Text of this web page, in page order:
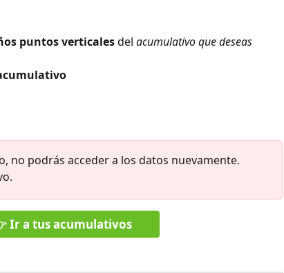
puntos verticales del acumulativo que deseas
no podrás acceder a los datos nuevamente.
Ir a tus acumulativos